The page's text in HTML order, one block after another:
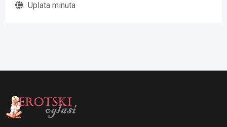
Uplata minuta